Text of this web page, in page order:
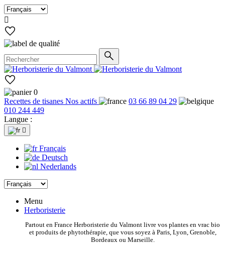

0
Recettes de tisanes Nos actifs
03 66 89 04 29
010 244 449
Langue :

Français
Deutsch
Nederlands
Menu
Herboristerie
Partout en France Herboristerie du Valmont livre vos plantes en vrac bio
et produits de phytothérapie, que vous soyez à Paris, Lyon, Grenoble,
Bordeaux ou Marseille.